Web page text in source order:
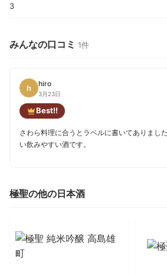
3
みんなの口コミ 1件
h hiro
3月23日
Best!!
さわら料理に合うとラベルに書いてありまし
い飲みやすい酒です。
極聖の他の日本酒